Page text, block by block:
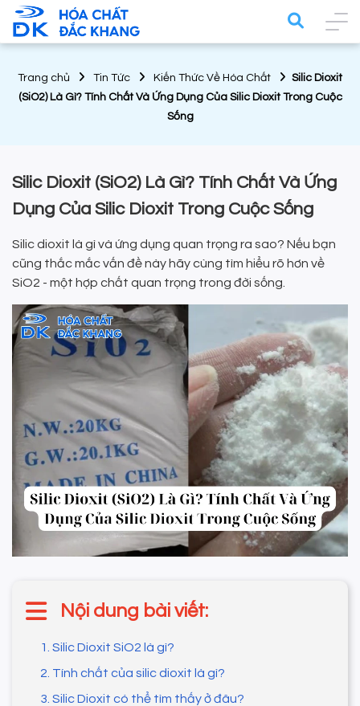
Trang chủ Tin Tức Kiến Thức Về Hóa Chất
Silic Dioxit
(SiO2) Là Gì? Tính Chất Và Ứng Dụng Của Silic Dioxit Trong Cuộc
Sống
Silic Dioxit (SiO2) Là Gì? Tính Chất Và Ứng
Dụng Của Silic Dioxit Trong Cuộc Sống
Silic dioxit là gì và ứng dụng quan trọng ra sao? Nếu bạn
cũng thắc mắc vấn đề này hãy cùng tìm hiểu rõ hơn về
SiO2 - một hợp chất quan trọng trong đời sống.
Nội dung bài viết:
1. Silic Dioxit SiO2 là gì?
2. Tính chất của silic dioxit là gì?
3. Silic Dioxit có thể tìm thấy ở đâu?